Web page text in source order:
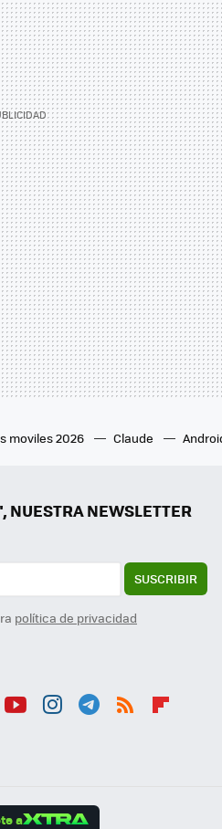
moviles 2026 Claude
NEWSLETTER
SUSCRIBIR
política de privacidad
a